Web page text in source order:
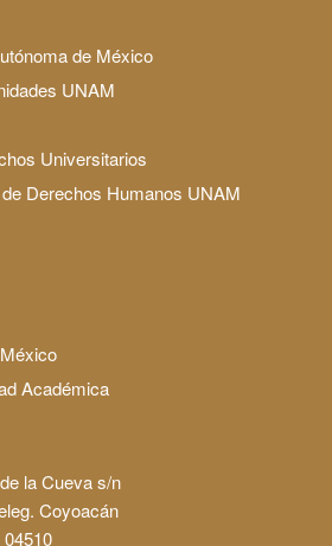
de México
UNAM
Universitarios
Derechos Humanos UNAM
Académica
la Cueva s/n
Coyoacán